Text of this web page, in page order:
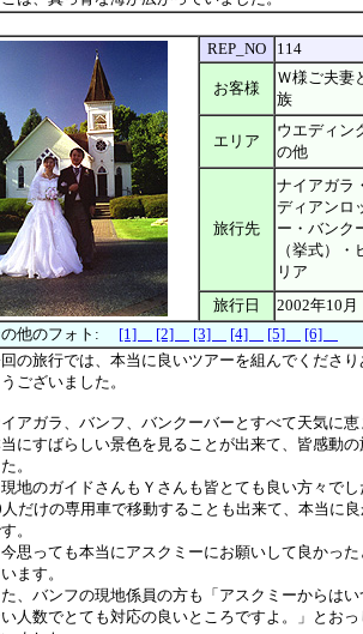
REP_NO 114
お客様
Ｗ様ご夫妻
族
エリア
ウエディン
の他
旅行先
ナイアガラ
ディアンロ
ー・バンク
（挙式）・
リア
旅行日
2002年10月
の他のフォト: [1] [2] [3] [4] [5]
[6]
の旅行では、本当に良いツアーを組んでくださり
ございました。
アガラ、バンフ、バンクーバーとすべて天気に恵
にすばらしい景色を見ることが出来て、皆感動の
。
地のガイドさんもＹさんも皆とても良い方々でし
人だけの専用車で移動することも出来て、本当に
。
思っても本当にアスクミーにお願いして良かった
ます。
た、バンフの現地係員の方も「アスクミーからは
人数でとても対応の良いところですよ。」とおっ